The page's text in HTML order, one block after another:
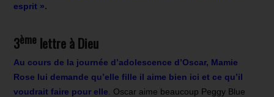
esprit ».
3ème lettre à Dieu
Au cours de la journée d’adolescence d’Oscar, Mamie
Rose lui demande qu’elle fille il aime bien ici et ce qu’il
voudrait faire pour elle . Oscar aime beaucoup Peggy Blue